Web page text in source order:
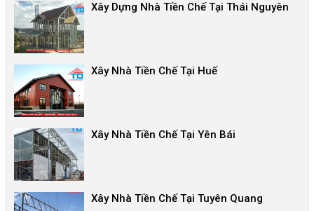
Xây Dựng Nhà Tiền Chế Tại Thái Nguyên
Xây Nhà Tiền Chế Tại Huế
Xây Nhà Tiền Chế Tại Yên Bái
Xây Nhà Tiền Chế Tại Tuyên Quang